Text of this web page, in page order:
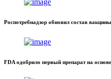
Роспотребнадзор обновил состав
FDA одобрило первый препарат на